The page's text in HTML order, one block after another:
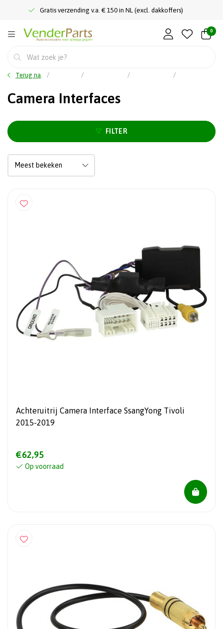
Gratis verzending v.a. € 150 in NL (excl. dakkoffers)
0
Terug naar home
Camera Interfaces
FILTER
Achteruitrij Camera Interface SsangYong Tivoli
2015-2019
€62,95
Op voorraad